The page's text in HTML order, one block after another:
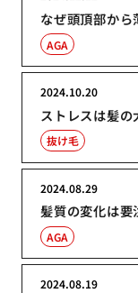
なぜ頭頂部から
AGA
ストレスは髪
2024.10.20
抜け毛
髪質の変化は要
2024.08.29
AGA
2024.08.19